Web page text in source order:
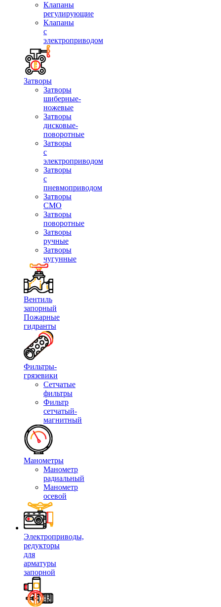
Клапаны
регулирующие
Клапаны
с
электроприводом
Затворы
Затворы
шиберные-
ножевые
Затворы
дисковые-
поворотные
Затворы
с
электроприводом
Затворы
с
пневмоприводом
Затворы
СМО
Затворы
поворотные
Затворы
ручные
Затворы
чугунные
Вентиль
запорный
Пожарные
гидранты
Фильтры-
грязевики
Сетчатые
фильтры
Фильтр
сетчатый-
магнитный
Манометры
Манометр
радиальный
Манометр
осевой
Электроприводы,
редукторы
для
арматуры
запорной